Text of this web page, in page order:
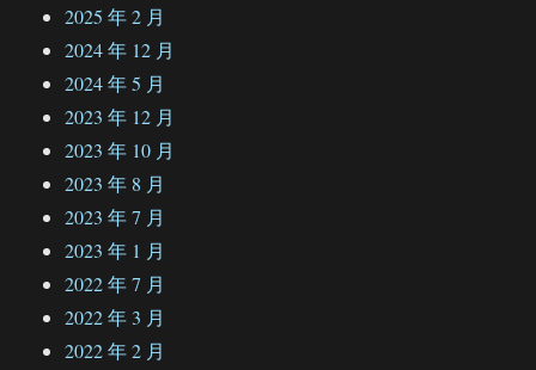
2025 年 2 月
2024 年 12 月
2024 年 5 月
2023 年 12 月
2023 年 10 月
2023 年 8 月
2023 年 7 月
2023 年 1 月
2022 年 7 月
2022 年 3 月
2022 年 2 月